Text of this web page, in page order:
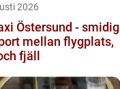
2026
Östersund - smidig
mellan flygplats,
fjäll